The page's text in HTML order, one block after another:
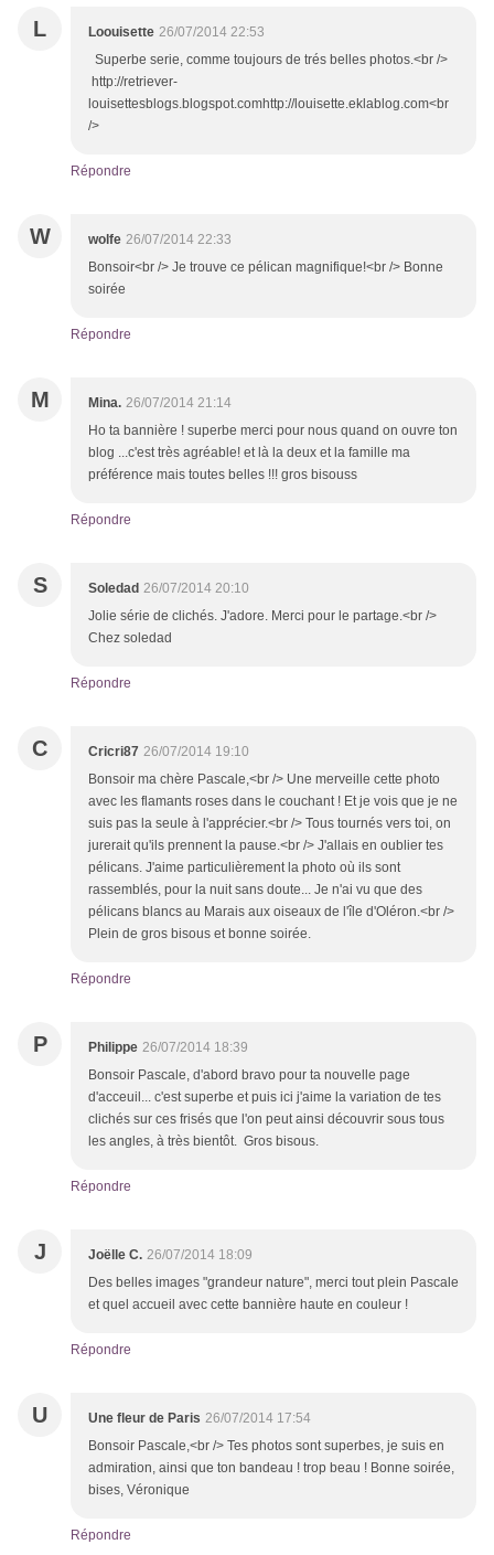
L Loouisette 26/07/2014 22:53
Superbe serie, comme toujours de trés belles photos.<br />
http://retriever-
louisettesblogs.blogspot.comhttp://louisette.eklablog.com<br
/>
Répondre
W wolfe 26/07/2014 22:33
Bonsoir<br /> Je trouve ce pélican magnifique!<br /> Bonne
soirée
Répondre
M Mina. 26/07/2014 21:14
Ho ta bannière ! superbe merci pour nous quand on ouvre ton
blog ...c'est très agréable! et là la deux et la famille ma
préférence mais toutes belles !!! gros bisouss
Répondre
S Soledad 26/07/2014 20:10
Jolie série de clichés. J'adore. Merci pour le partage.<br />
Chez soledad
Répondre
C Cricri87 26/07/2014 19:10
Bonsoir ma chère Pascale,<br /> Une merveille cette photo
avec les flamants roses dans le couchant ! Et je vois que je ne
suis pas la seule à l'apprécier.<br /> Tous tournés vers toi, on
jurerait qu'ils prennent la pause.<br /> J'allais en oublier tes
pélicans. J'aime particulièrement la photo où ils sont
rassemblés, pour la nuit sans doute... Je n'ai vu que des
pélicans blancs au Marais aux oiseaux de l'île d'Oléron.<br />
Plein de gros bisous et bonne soirée.
Répondre
P Philippe 26/07/2014 18:39
Bonsoir Pascale, d'abord bravo pour ta nouvelle page
d'acceuil... c'est superbe et puis ici j'aime la variation de tes
clichés sur ces frisés que l'on peut ainsi découvrir sous tous
les angles, à très bientôt. Gros bisous.
Répondre
J Joëlle C. 26/07/2014 18:09
Des belles images "grandeur nature", merci tout plein Pascale
et quel accueil avec cette bannière haute en couleur !
Répondre
U Une fleur de Paris 26/07/2014 17:54
Bonsoir Pascale,<br /> Tes photos sont superbes, je suis en
admiration, ainsi que ton bandeau ! trop beau ! Bonne soirée,
bises, Véronique
Répondre